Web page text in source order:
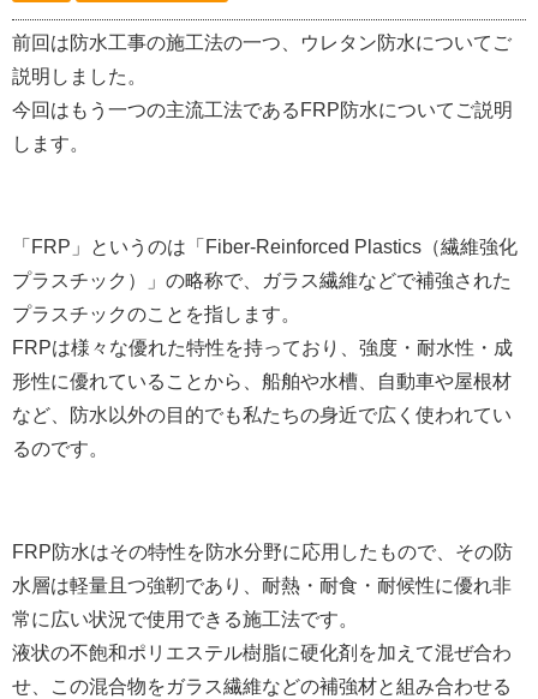
前回は防水工事の施工法の一つ、ウレタン防水についてご
説明しました。
今回はもう一つの主流工法であるFRP防水についてご説明
します。
「FRP」というのは「Fiber-Reinforced Plastics（繊維強化
プラスチック）」の略称で、ガラス繊維などで補強された
プラスチックのことを指します。
FRPは様々な優れた特性を持っており、強度・耐水性・成
形性に優れていることから、船舶や水槽、自動車や屋根材
など、防水以外の目的でも私たちの身近で広く使われてい
るのです。
FRP防水はその特性を防水分野に応用したもので、その防
水層は軽量且つ強靭であり、耐熱・耐食・耐候性に優れ非
常に広い状況で使用できる施工法です。
液状の不飽和ポリエステル樹脂に硬化剤を加えて混ぜ合わ
せ、この混合物をガラス繊維などの補強材と組み合わせる